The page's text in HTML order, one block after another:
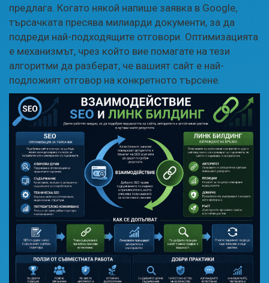
предлага. Когато някой напише заявка в Google,
търсачката пресява милиарди документи, за да
подреди най-подходящите отговори. Оптимизацията
е механизмът, чрез който вие помагате на тези
алгоритми да разберат, че вашият сайт е най-
подложият отговор на конкретното търсене.